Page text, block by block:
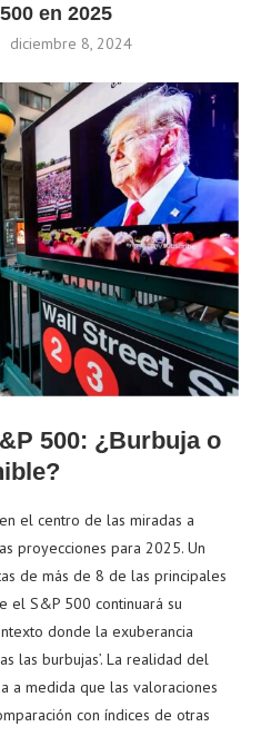
en 2025
diciembre 8, 2024
500: ¿Burbuja o
el centro de las miradas a
proyecciones para 2025. Un
de más de 8 de las principales
el S&P 500 continuará su
donde la exuberancia
las burbujas’. La realidad del
a medida que las valoraciones
con índices de otras